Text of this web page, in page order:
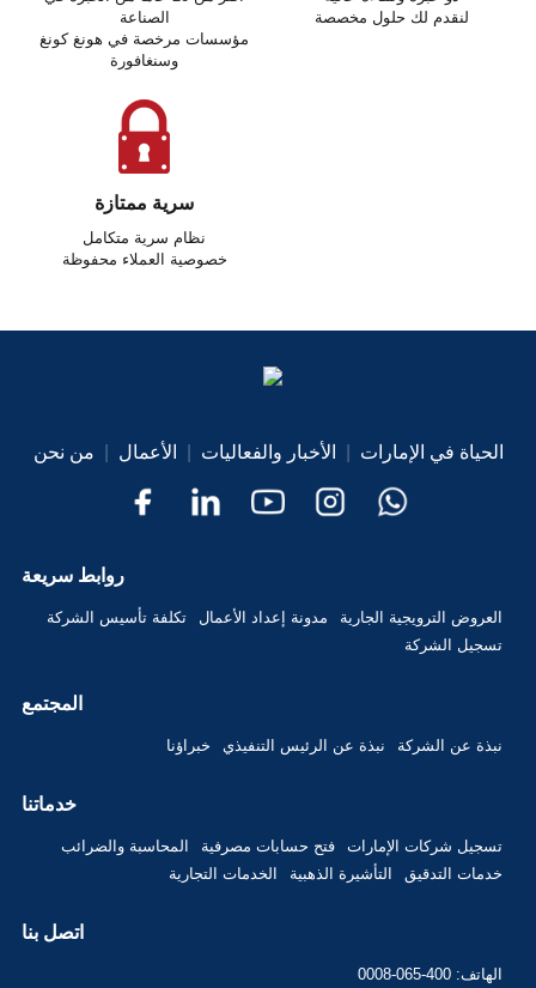
الصناعة
مؤسسات مرخصة في هونغ كونغ
وسنغافورة
لنقدم لك حلول مخصصة
سرية ممتازة
نظام سرية متكامل
خصوصية العملاء محفوظة
من نحن الأعمال الأخبار والفعاليات الحياة في الإمارات
روابط سريعة
العروض الترويجية الجارية مدونة إعداد الأعمال
تكلفة تأسيس الشركة
تسجيل الشركة
المجتمع
نبذة عن الشركة نبذة عن الرئيس التنفيذي خبراؤنا
خدماتنا
تسجيل شركات الإمارات فتح حسابات مصرفية
المحاسبة والضرائب
خدمات التدقيق
التأشيرة الذهبية الخدمات التجارية
اتصل بنا
الهاتف: 400-065-0008